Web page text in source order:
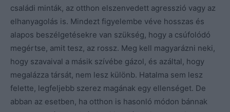
családi minták, az otthon elszenvedett agresszió vagy az
elhanyagolás is. Mindezt figyelembe véve hosszas és
alapos beszélgetésekre van szükség, hogy a csúfolódó
megértse, amit tesz, az rossz. Meg kell magyarázni neki,
hogy szavaival a másik szívébe gázol, és azáltal, hogy
megalázza társát, nem lesz különb. Hatalma sem lesz
felette, legfeljebb szerez magának egy ellenséget. De
abban az esetben, ha otthon is hasonló módon bánnak